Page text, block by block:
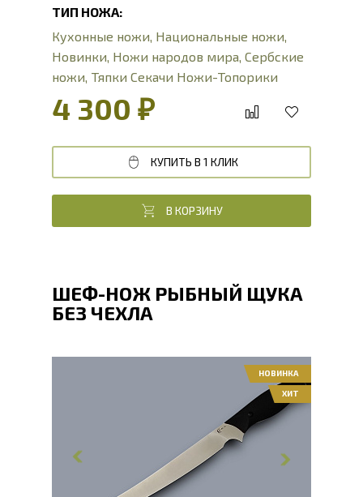
ТИП НОЖА:
Кухонные ножи, Национальные ножи,
Новинки, Ножи народов мира, Сербские
ножи, Тяпки Секачи Ножи-Топорики
4 300 ₽
КУПИТЬ В 1 КЛИК
В КОРЗИНУ
ШЕФ-НОЖ РЫБНЫЙ ЩУКА
БЕЗ ЧЕХЛА
325
225
Толщина обуха, мм
2.1
Длина рукояти, мм
Твердость клинка, HRC
НОВИНКА
ХИТ